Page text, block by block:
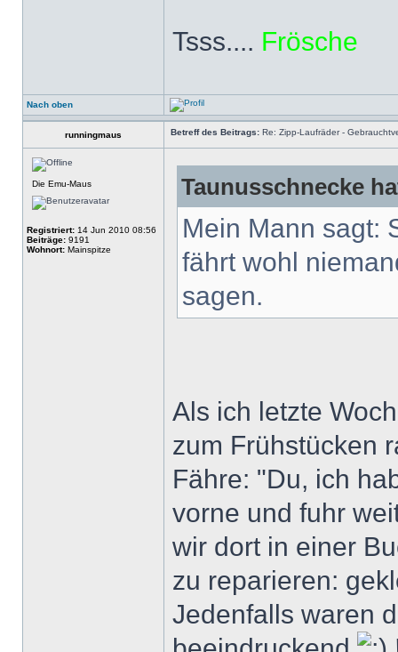
Tsss.... Frösche
Nach oben
runningmaus Betreff des Beitrags: Re: Zipp-Laufräder -
Die Emu-Maus
Registriert: 14 Jun 2010 08:56
Beiträge: 9191
Wohnort: Mainspitze
Taunusschnecke
Mein Mann sagt:
fährt wohl
sagen.
Als ich letzte
zum Frühstücken
Fähre: "Du, ich
vorne und fuhr
wir dort in einer
zu reparieren:
Jedenfalls waren